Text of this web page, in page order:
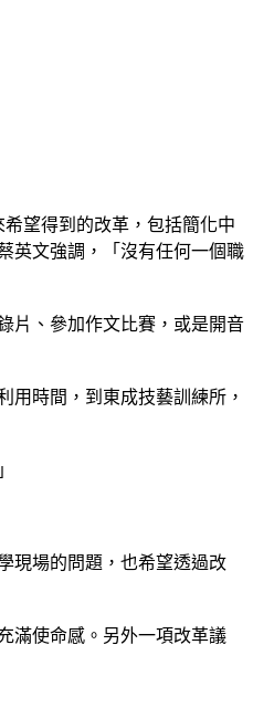
望得到的改革，包括簡化中
英文強調，「沒有任何一個職
片、參加作文比賽，或是開音
用時間，到東成技藝訓練所，
現場的問題，也希望透過改
滿使命感。另外一項改革議